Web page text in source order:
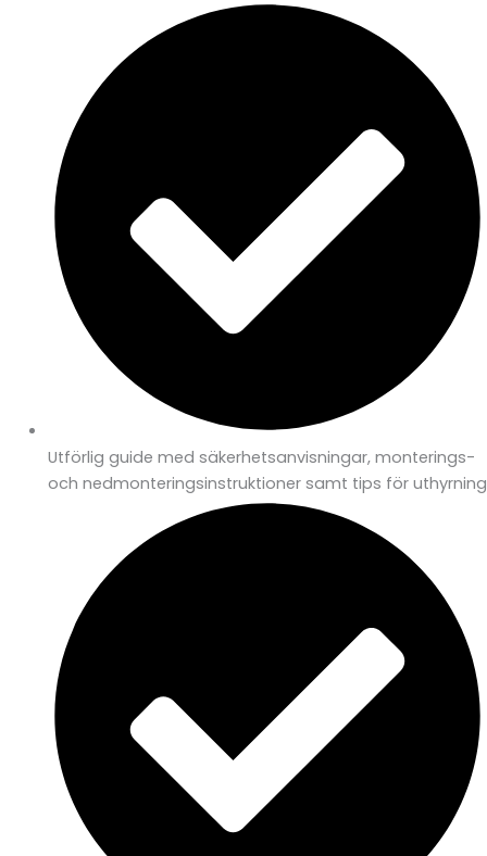
Utförlig guide med säkerhetsanvisningar, monterings-
och nedmonteringsinstruktioner samt tips för uthyrning